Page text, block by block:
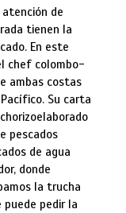
de
tienen la
En este
chef colombo-
ambas costas
Su carta
pescados
de agua
donde
la trucha
puede pedir la